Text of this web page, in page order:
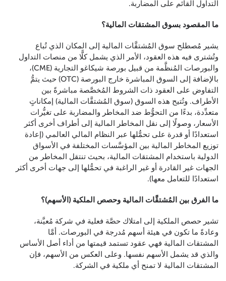
التداول القائم على المضاربة.
ما المقصود بسوق المشتقات المالية؟
يشير مُصطلح سوق المُشتقَّات المالية إلى المكان الذي تُباع
وتُشترى فيه هذه العقود، الأمر الذي يشمل كلًّا من منصات التداول
والبورصات المُنظَّمة من قبيل بورصة شيكاغو التجارية (CME)،
بالإضافة إلى السوق المباشرة خارج البورصة (OTC) حيث يتمُّ
التفاوض على العقود ذات الشروط المُخصَّصة مباشرةً بين
الأطراف. وتُتيح هذه السوق (سوق المُشتقَّات المالية) إمكاناتٍ
متعدِّدة، بدءًا من التحوُّط ضد المخاطر والمضاربة على تغيُّرات
الأسعار، وصولًا إلى نقل المخاطر المالية إلى أطراف أخرى أكثر
استعدادًا أو قدرة على تحمُّلها عبر النظام المالي العالمي (إعادة
توزيع المخاطر المالية بين المؤسَّسات المختلفة في الأسواق
الدولية باستخدام المشتقات المالية، بحيث تنتقل المخاطر من
الجهات غير القادرة أو غير الراغبة في تحمُّلها إلى جهات أخرى أكثر
استعدادًا للتعامل معها).
ما الفرق بين المُشتقَّات المالية وحصص الملكية (الأسهم)؟
تشير حصص الملكية إلى امتلاك حصَّة فعلية في شركة مُعيَّنة،
وعادةً ما تكون في هيئة أسهم مُدرجة في البورصات. أمَّا
المشتقات المالية فهي عقود تستمد قيمتها من أداء أصل الأساس
والذي قد يشمل الأسهم نفسها. وعلى العكس من الأسهم، فإن
المشتقات المالية لا تمنح أي ملكية في الشركة.